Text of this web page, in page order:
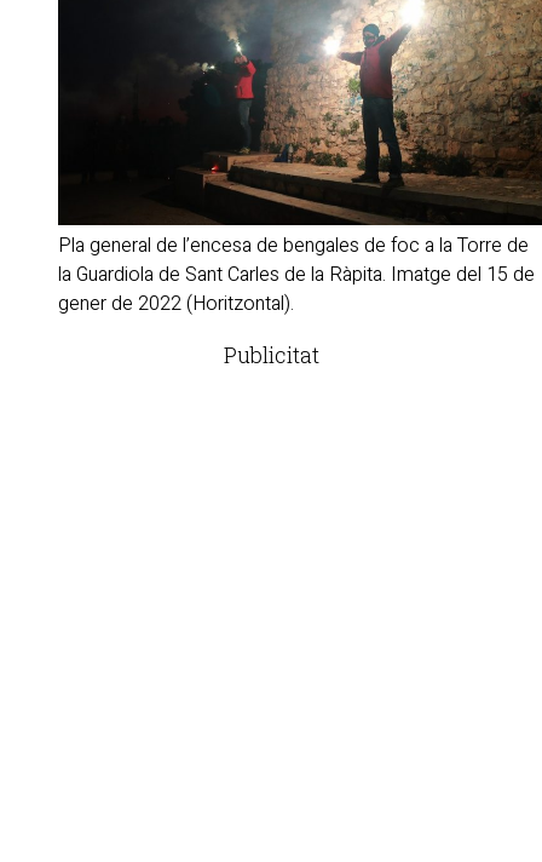
Pla general de l’encesa de bengales de foc a la Torre de
la Guardiola de Sant Carles de la Ràpita. Imatge del 15 de
gener de 2022 (Horitzontal).
Publicitat